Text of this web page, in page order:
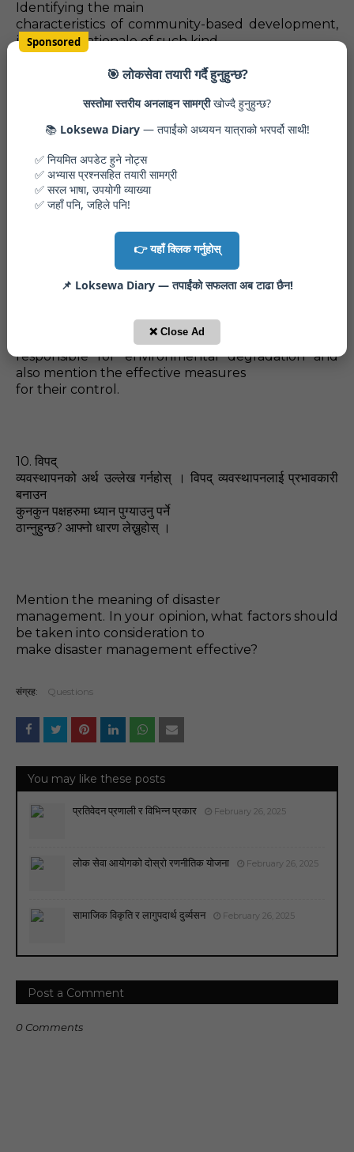
Identifying the main
characteristics of community-based development,
justify the rationale of such kind
Section (D) - 10 Marks x 2
ह्वासका प्रमुख कारकहरु आँल्याउँदै तिनको नियन्त्रणका प्रभावकारी
Identify the major factors
responsible for environmental degradation and
also mention the effective measures
for their control.
10. विपद्‌
व्यवस्थापनको अर्थ उल्लेख गर्नहोस्‌ । विपद्‌ व्यवस्थापनलाई प्रभावकारी
बनाउन
कुनकुन पक्षहरुमा ध्यान पुग्याउनु पर्ने
ठान्नुहुन्छ? आफ्नो धारण लेख्नुहोस्‌ ।
Mention the meaning of disaster
management. In your opinion, what factors should
be taken into consideration to
make disaster management effective?
संग्रह: Questions
You may like these posts
प्रतिवेदन प्रणाली र विभिन्न प्रकार February 26, 2025
लोक सेवा आयोगको दोस्रो रणनीतिक योजना February 26, 2025
सामाजिक विकृति र लागुपदार्थ दुर्व्यसन February 26, 2025
Post a Comment
0 Comments
Sponsored
🎯 लोकसेवा तयारी गर्दै हुनुहुन्छ?
सस्तोमा स्तरीय अनलाइन सामग्रीखोज्दै हुनुहुन्छ?
📚 Loksewa Diary— तपाईंको अध्ययन यात्राको भरपर्दो साथी!
✅ नियमित अपडेट हुने नोट्स
✅ अभ्यास प्रश्नसहित तयारी सामग्री
✅ सरल भाषा, उपयोगी व्याख्या
✅ जहाँ पनि, जहिले पनि!
👉 यहाँ क्लिक गर्नुहोस्
📌 Loksewa Diary — तपाईंको सफलता अब टाढा छैन!
❌ Close Ad